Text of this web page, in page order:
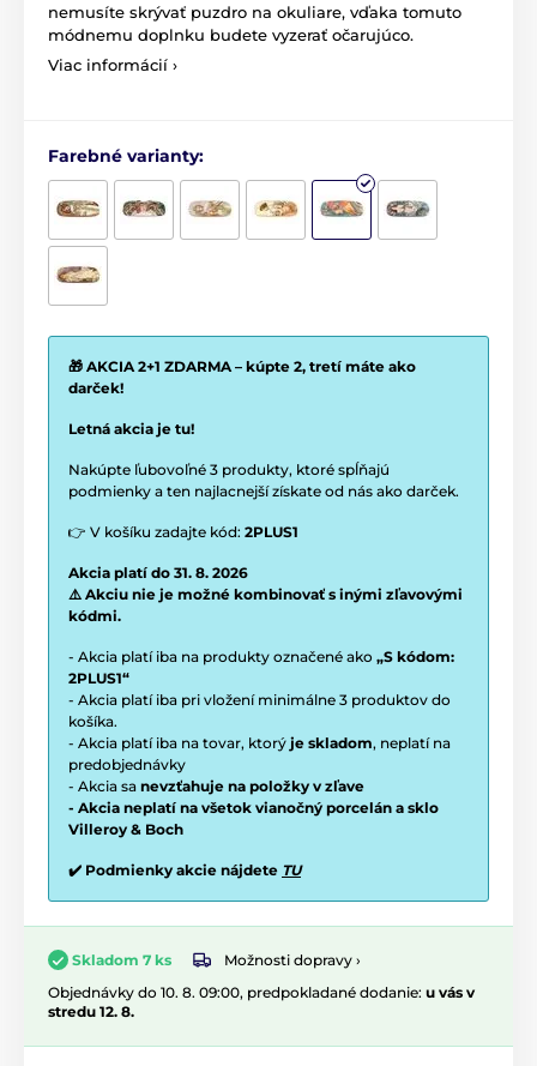
nemusíte skrývať puzdro na okuliare, vďaka tomuto
módnemu doplnku budete vyzerať očarujúco.
Viac informácií ›
Farebné varianty:
🎁 AKCIA 2+1 ZDARMA – kúpte 2, tretí máte ako
darček!
Letná akcia je tu!
Nakúpte ľubovoľné 3 produkty, ktoré spĺňajú
podmienky a ten najlacnejší získate od nás ako darček.
👉 V košíku zadajte kód: 2PLUS1
Akcia platí do 31. 8. 2026
⚠️ Akciu nie je možné kombinovať s inými zľavovými
kódmi.
- Akcia platí iba na produkty označené ako „S kódom:
2PLUS1“
- Akcia platí iba pri vložení minimálne 3 produktov do
košíka.
- Akcia platí iba na tovar, ktorý je skladom, neplatí na
predobjednávky
- Akcia sa nevzťahuje na položky v zľave
- Akcia neplatí na všetok vianočný porcelán a sklo
Villeroy & Boch
✔️ Podmienky akcie nájdete TU
Skladom 7 ks
Možnosti dopravy ›
Objednávky do 10. 8. 09:00, predpokladané dodanie: u vás v
stredu 12. 8.